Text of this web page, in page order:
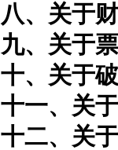
八、关于
九、关于
十、关于
十一、关
十二、关